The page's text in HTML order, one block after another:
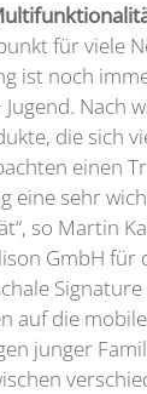
für viele
ist noch
Nach
die sich
einen
eine sehr
so Martin
GmbH für
auf die
junger